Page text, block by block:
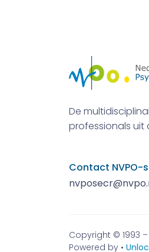
De
professionals
Contact NVPO-
Copyright © 1993
Powered by • Unloc